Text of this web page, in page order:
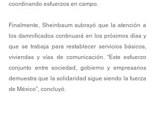
coordinando esfuerzos en campo.
Finalmente, Sheinbaum subrayó que la atención a
los damnificados continuará en los próximos días y
que se trabaja para restablecer servicios básicos,
viviendas y vías de comunicación. “Este esfuerzo
conjunto entre sociedad, gobierno y empresarios
demuestra que la solidaridad sigue siendo la fuerza
de México”, concluyó.